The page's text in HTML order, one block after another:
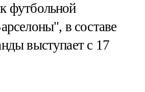
футбольной
в составе
выступает с 17